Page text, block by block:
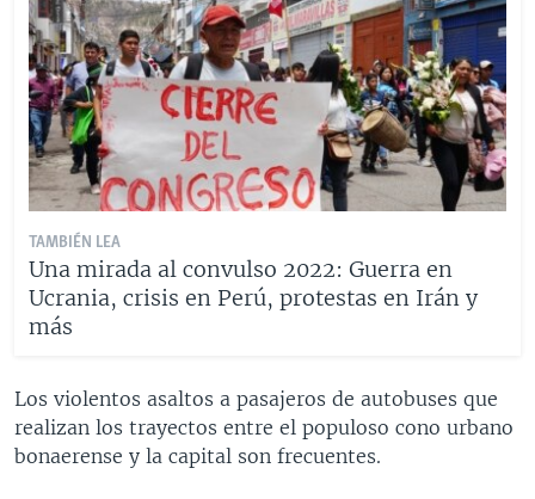
TAMBIÉN LEA
Una mirada al convulso 2022: Guerra en
Ucrania, crisis en Perú, protestas en Irán y
más
Los violentos asaltos a pasajeros de autobuses que
realizan los trayectos entre el populoso cono urbano
bonaerense y la capital son frecuentes.